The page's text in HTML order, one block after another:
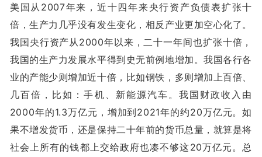
美国从2007年来，近十四年来央行资产负债表扩张十
倍，生产力几乎没有发生变化，相反产业更加空心化了。
我国央行资产从2000年以来，二十一年间也扩张十倍，
我国的生产力发展水平得到史无前例地增加。我国各行各
业的产能少则增加近十倍，比如钢铁，多则增加上百倍、
几百倍，比如：手机、新能源汽车。我国财政收入由
2000年的1.3万亿元，增加到2021年的约20万亿元。如
果不增发货币，还是保持二十年前的货币总量，就算是将
社会上所有的钱都上交给政府也凑不够这20万亿元。总